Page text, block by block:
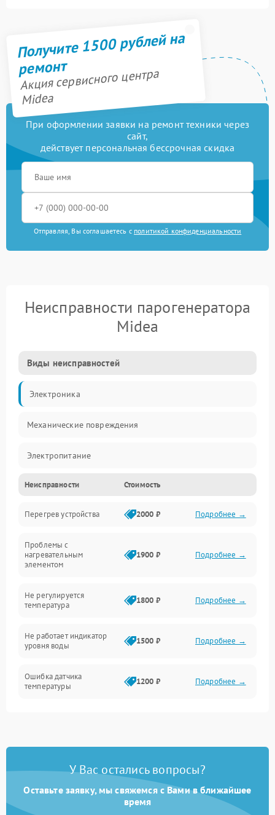
Получите 1500 рублей на
ремонт
Акция сервисного центра
Midea
При оформлении заявки на ремонт техники через
сайт,
действует персональная бессрочная скидка
Отправляя, Вы соглашаетесь с политикой конфиденциальности
Неисправности парогенератора
Midea
Виды неисправностей
Электроника
Механические повреждения
Электропитание
Парообразование
Герметичность
Механика
Неисправности Стоимость
Перегрев устройства 2000 ₽ Подробнее →
Проблемы с
нагревательным
элементом
1900 ₽ Подробнее →
Не регулируется
температура
1800 ₽ Подробнее →
Не работает индикатор
уровня воды
1500 ₽ Подробнее →
Ошибка датчика
температуры
1200 ₽ Подробнее →
Ошибка платы управления 1500 ₽ Подробнее →
1200 ₽
Не сохраняет настройки Подробнее →
У Вас остались вопросы?
Оставьте заявку, мы свяжемся с Вами в ближайшее
время